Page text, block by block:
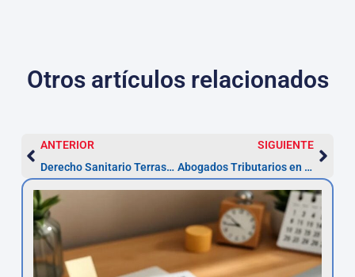
Otros artículos relacionados
ANTERIOR
Derecho Sanitario Terrassa: indemnizaciones y plazos
SIGUIENTE
Abogados Tributarios en Terrassa — Plazos y Defensa Fiscal